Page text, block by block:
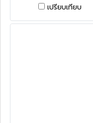
แหลมยาว 18 นิ้ว ขนาดลูก
35 มม. ความยาวช่วงชัก
มม. ปริมาณลม 0.45 ลูก
เปรียบเทียบ